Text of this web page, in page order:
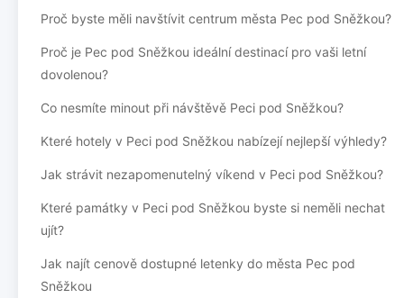
Proč byste měli navštívit centrum města Pec pod Sněžkou?
Proč je Pec pod Sněžkou ideální destinací pro vaši letní
dovolenou?
Co nesmíte minout při návštěvě Peci pod Sněžkou?
Které hotely v Peci pod Sněžkou nabízejí nejlepší výhledy?
Jak strávit nezapomenutelný víkend v Peci pod Sněžkou?
Které památky v Peci pod Sněžkou byste si neměli nechat
ujít?
Jak najít cenově dostupné letenky do města Pec pod
Sněžkou